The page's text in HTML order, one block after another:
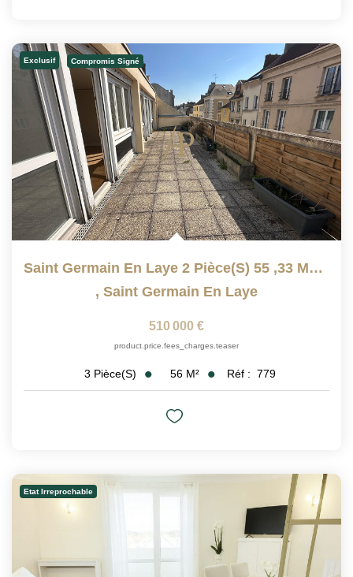
Exclusif Compromis Signé
Saint Germain En Laye 2 Pièce(s) 55 ,33 M2 Avec Terrasse...
, Saint Germain En Laye
510 000 €
product.price.fees_charges.teaser
3 Pièce(s) 56 M² Réf : 779
Etat Irreprochable